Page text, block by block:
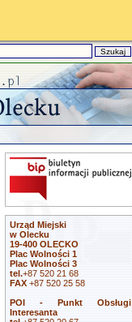
Urząd Miejski
w Olecku
19-400 OLECKO
Plac Wolności 1
Plac Wolności 3
tel.+87 520 21 68
FAX +87 520 25 58
POI - Punkt Obsługi
Interesanta